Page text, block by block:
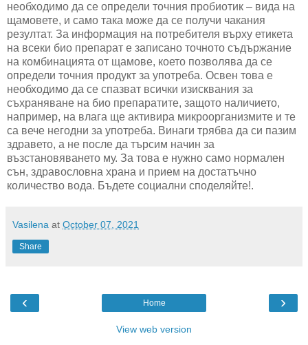
необходимо да се определи точния пробиотик – вида на
щамовете, и само така може да се получи чакания
резултат. За информация на потребителя върху етикета
на всеки био препарат е записано точното съдържание
на комбинацията от щамове, което позволява да се
определи точния продукт за употреба. Освен това е
необходимо да се спазват всички изисквания за
съхраняване на био препаратите, защото наличието,
например, на влага ще активира микроорганизмите и те
са вече негодни за употреба. Винаги трябва да си пазим
здравето, а не после да търсим начин за
възстановяването му. За това е нужно само нормален
сън, здравословна храна и прием на достатъчно
количество вода. Бъдете социални споделяйте!.
Vasilena at October 07, 2021
Share
‹ ›
Home
View web version